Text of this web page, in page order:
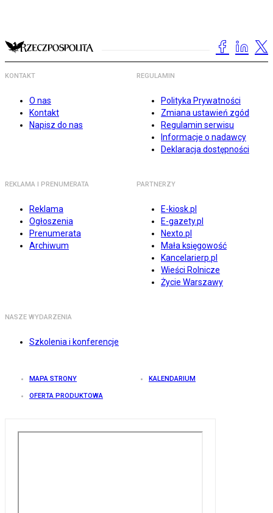
KONTAKT
O nas
Kontakt
Napisz do nas
REGULAMIN
Polityka Prywatności
Zmiana ustawień zgód
Regulamin serwisu
Informacje o nadawcy
Deklaracja dostępności
REKLAMA I PRENUMERATA
Reklama
Ogłoszenia
Prenumerata
Archiwum
PARTNERZY
E-kiosk.pl
E-gazety.pl
Nexto.pl
Mała księgowość
Kancelarierp.pl
Wieści Rolnicze
Życie Warszawy
NASZE WYDARZENIA
Szkolenia i konferencje
MAPA STRONY KALENDARIUM
OFERTA PRODUKTOWA